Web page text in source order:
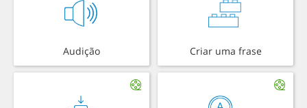
Audição Criar uma frase